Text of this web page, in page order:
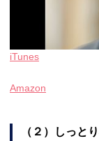
iTunes
Amazon
（２）しっと